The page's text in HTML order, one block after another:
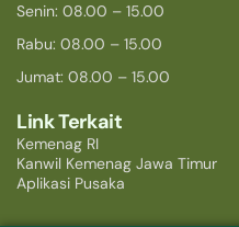
Senin: 08.00 – 15.00
Rabu: 08.00 – 15.00
Jumat: 08.00 – 15.00
Link Terkait
Kemenag RI
Kanwil Kemenag Jawa Timur
Aplikasi Pusaka